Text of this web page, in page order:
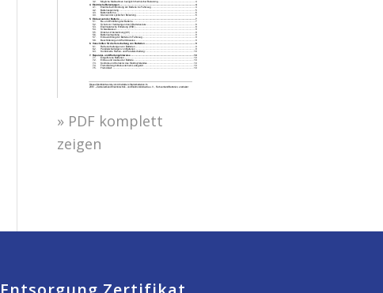
» PDF komplett
zeigen